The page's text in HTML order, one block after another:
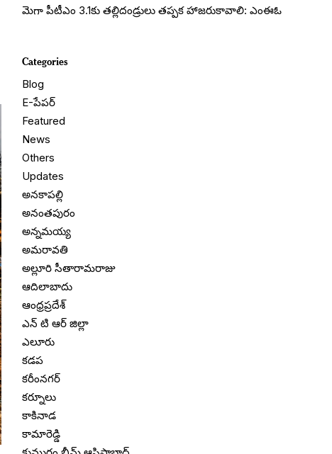
మెగా పీటీఎం 3.1కు తల్లిదండ్రులు తప్పక హాజరుకావాలి: ఎంఈఓ
Categories
Blog
E-పేపర్
Featured
News
Others
Updates
అనకాపల్లి
అనంతపురం
అన్నమయ్య
అమరావతి
అల్లూరి సీతారామరాజు
ఆదిలాబాదు
ఆంధ్రప్రదేశ్
ఎన్ టి ఆర్ జిల్లా
ఎలూరు
కడప
కరీంనగర్
కర్నూలు
కాకినాడ
కామారెడ్డి